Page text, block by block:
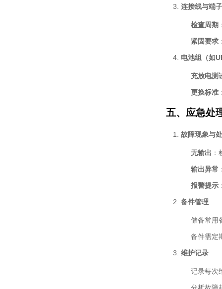
连接线与端子
检查周期
紧固要求
电池组（如
充放电测
更换标准
五、应急处
故障现象与
无输出
输出异常
报警提示
备件管理
储备常用
备件需定
维护记录
记录每次